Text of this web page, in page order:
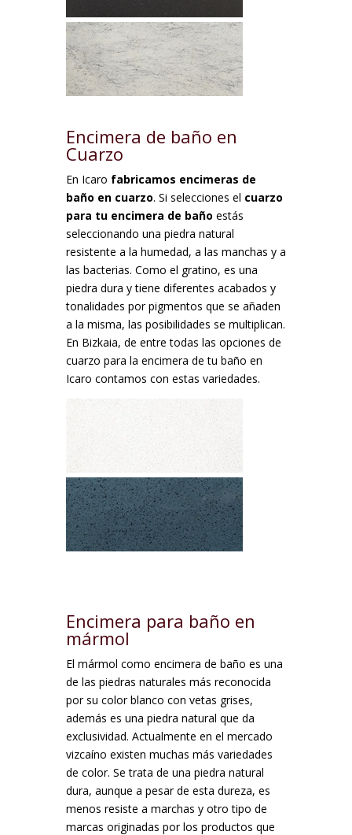
Encimera de baño en
Cuarzo
En Icaro fabricamos encimeras de
baño en cuarzo. Si selecciones el cuarzo
para tu encimera de baño estás
seleccionando una piedra natural
resistente a la humedad, a las manchas y a
las bacterias. Como el gratino, es una
piedra dura y tiene diferentes acabados y
tonalidades por pigmentos que se añaden
a la misma, las posibilidades se multiplican.
En Bizkaia, de entre todas las opciones de
cuarzo para la encimera de tu baño en
Icaro contamos con estas variedades.
Encimera para baño en
mármol
El mármol como encimera de baño es una
de las piedras naturales más reconocida
por su color blanco con vetas grises,
además es una piedra natural que da
exclusividad. Actualmente en el mercado
vizcaíno existen muchas más variedades
de color. Se trata de una piedra natural
dura, aunque a pesar de esta dureza, es
menos resiste a marchas y otro tipo de
marcas originadas por los productos que